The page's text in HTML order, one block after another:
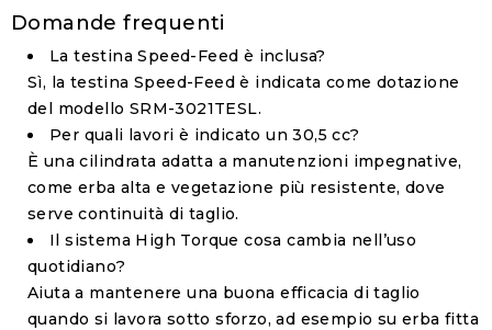
Domande frequenti
La testina Speed-Feed è inclusa?
Sì, la testina Speed-Feed è indicata come dotazione
del modello SRM-3021TESL.
Per quali lavori è indicato un 30,5 cc?
È una cilindrata adatta a manutenzioni impegnative,
come erba alta e vegetazione più resistente, dove
serve continuità di taglio.
Il sistema High Torque cosa cambia nell’uso
quotidiano?
Aiuta a mantenere una buona efficacia di taglio
quando si lavora sotto sforzo, ad esempio su erba fitta